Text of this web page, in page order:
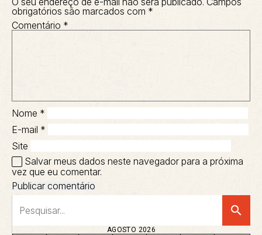
obrigatórios são marcados com *
Comentário *
Nome *
E-mail *
Site
Salvar meus dados neste navegador para a próxima
vez que eu comentar.
search
AGOSTO 2026